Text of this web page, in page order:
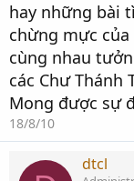
hay những bài
chừng mực của
cùng nhau
các Chư Thánh
Mong được sự
18/8/10
dtcl